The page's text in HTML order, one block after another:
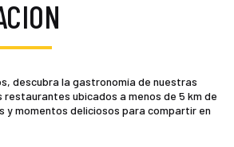
descubra la gastronomía de nuestras
ubicados a menos de 5 km de
y momentos deliciosos para compartir en